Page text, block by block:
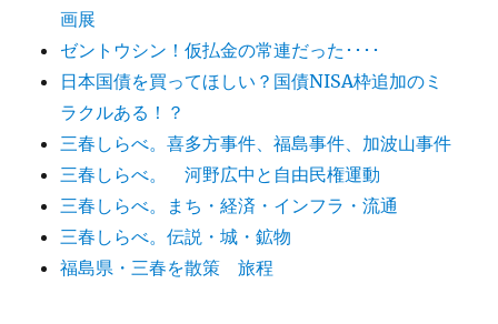
画展
ゼントウシン！仮払金の常連だった････
日本国債を買ってほしい？国債NISA枠追加のミ
ラクルある！？
三春しらべ。喜多方事件、福島事件、加波山事件
三春しらべ。 河野広中と自由民権運動
三春しらべ。まち・経済・インフラ・流通
三春しらべ。伝説・城・鉱物
福島県・三春を散策 旅程